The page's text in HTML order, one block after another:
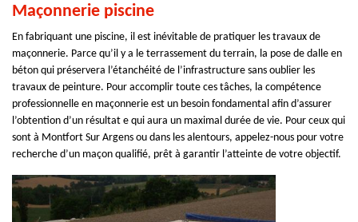
Maçonnerie piscine
En fabriquant une piscine, il est inévitable de pratiquer les travaux de
maçonnerie. Parce qu’il y a le terrassement du terrain, la pose de dalle en
béton qui préservera l’étanchéité de l’infrastructure sans oublier les
travaux de peinture. Pour accomplir toute ces tâches, la compétence
professionnelle en maçonnerie est un besoin fondamental afin d’assurer
l’obtention d’un résultat e qui aura un maximal durée de vie. Pour ceux qui
sont à Montfort Sur Argens ou dans les alentours, appelez-nous pour votre
recherche d’un maçon qualifié, prêt à garantir l’atteinte de votre objectif.